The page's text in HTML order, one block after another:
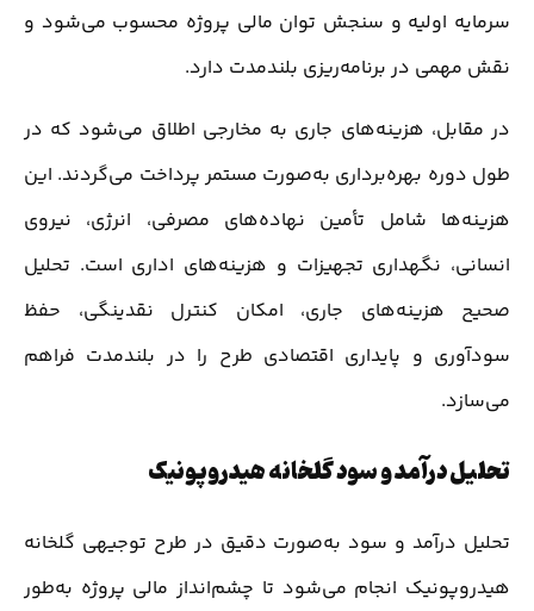
سرمایه اولیه و سنجش توان مالی پروژه محسوب می‌شود و
نقش مهمی در برنامه‌ریزی بلندمدت دارد.
در مقابل، هزینه‌های جاری به مخارجی اطلاق می‌شود که در
طول دوره بهره‌برداری به‌صورت مستمر پرداخت می‌گردند. این
هزینه‌ها شامل تأمین نهاده‌های مصرفی، انرژی، نیروی
انسانی، نگهداری تجهیزات و هزینه‌های اداری است. تحلیل
صحیح هزینه‌های جاری، امکان کنترل نقدینگی، حفظ
سودآوری و پایداری اقتصادی طرح را در بلندمدت فراهم
می‌سازد.
تحلیل درآمد و سود گلخانه هیدروپونیک
تحلیل درآمد و سود به‌صورت دقیق در طرح توجیهی گلخانه
هیدروپونیک انجام می‌شود تا چشم‌انداز مالی پروژه به‌طور